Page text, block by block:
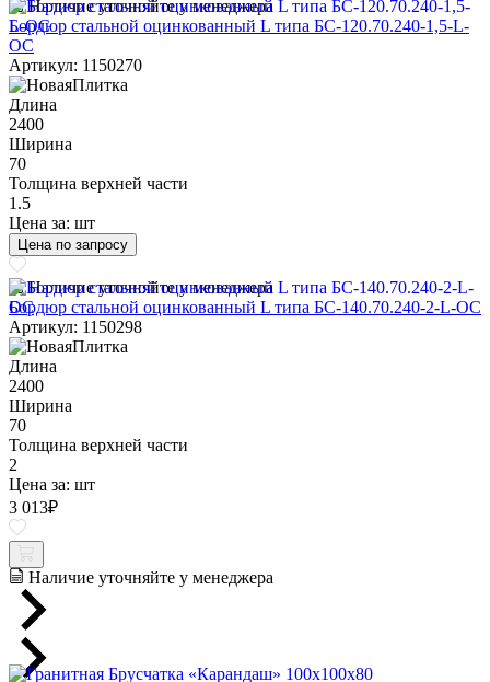
Наличие уточняйте у менеджера
Бордюр стальной оцинкованный L типа БС-120.70.240-1,5-L-
ОС
Артикул: 1150270
Длина
2400
Ширина
70
Толщина верхней части
1.5
Цена за: шт
Цена по запросу
Наличие уточняйте у менеджера
Бордюр стальной оцинкованный L типа БС-140.70.240-2-L-ОС
Артикул: 1150298
Длина
2400
Ширина
70
Толщина верхней части
2
Цена за: шт
3 013₽
Наличие уточняйте у менеджера